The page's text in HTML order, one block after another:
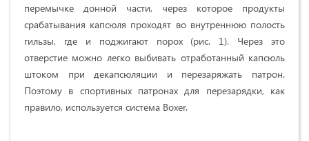
перемычке донной части, через которое продукты
срабатывания капсюля проходят во внутреннюю полость
гильзы, где и поджигают порох (рис. 1). Через это
отверстие можно легко выбивать отработанный капсюль
штоком при декапсюляции и перезаряжать патрон.
Поэтому в спортивных патронах для перезарядки, как
правило, используется система Boxer.